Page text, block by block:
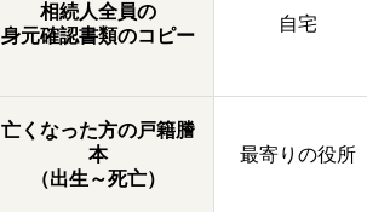
相続人全員の
身元確認書類のコピー
自宅
亡くなった方の戸籍謄
本
（出生～死亡）
最寄りの役所